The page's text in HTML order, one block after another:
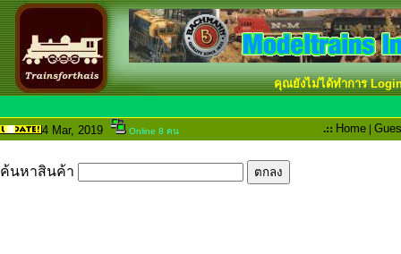
คุณยังไม่ได้ทำการ
4 Mar, 2019 Online 8 คน .:: Home |
ค้นหาสินค้า